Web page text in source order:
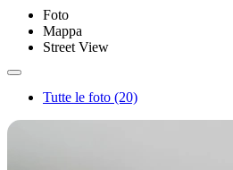
Foto
Mappa
Street View
Tutte le foto (20)